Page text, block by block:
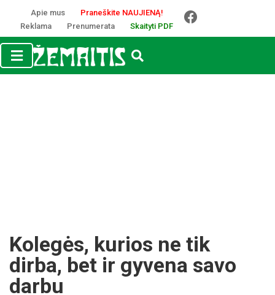
Apie mus
Praneškite NAUJIENĄ!
Reklama
Prenumerata Skaityti PDF
Kolegės, kurios ne tik
dirba, bet ir gyvena savo
darbu